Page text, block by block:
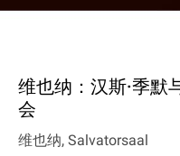
维也纳：汉斯·季
会
维也纳, Salvatorsaal